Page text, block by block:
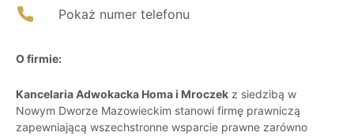
Pokaż numer telefonu
O firmie:
Kancelaria Adwokacka Homa i Mroczek z siedzibą w
Nowym Dworze Mazowieckim stanowi firmę prawniczą
zapewniającą wszechstronne wsparcie prawne zarówno